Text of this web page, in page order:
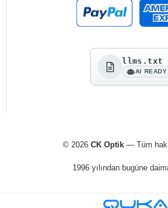
llms.txt
AI READY
© 2026 CK Optik— Tüm
1996 yılından bugüne